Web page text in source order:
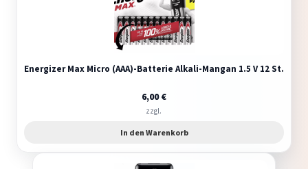
Energizer Max Micro (AAA)-Batterie Alkali-Mangan 1.5 V 12 St.
6,00€
zzgl.
In den Warenkorb